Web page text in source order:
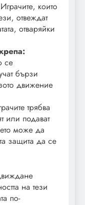
Играчите, които
отвеждат
отваряйки
се
бързи
движение
трябва
или подават
може да
защита да се
на тези
по-